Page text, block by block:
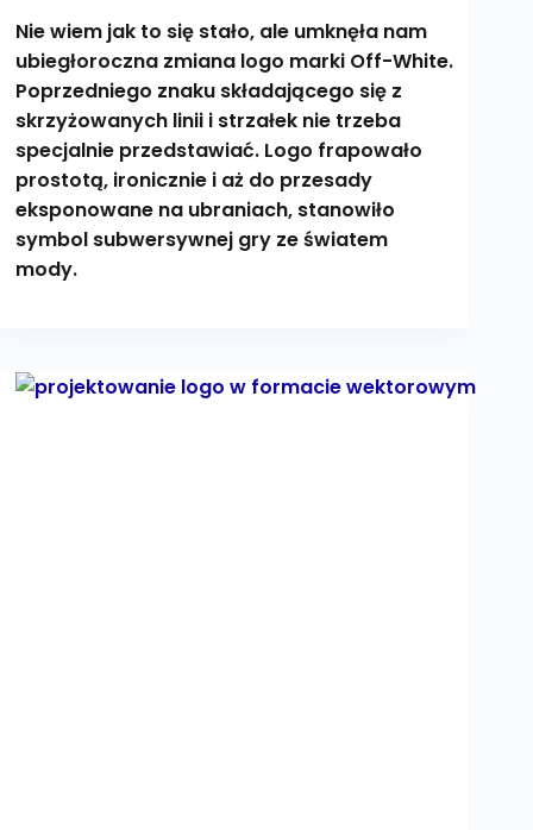
Nie wiem jak to się stało, ale umknęła nam
ubiegłoroczna zmiana logo marki Off-White.
Poprzedniego znaku składającego się z
skrzyżowanych linii i strzałek nie trzeba
specjalnie przedstawiać. Logo frapowało
prostotą, ironicznie i aż do przesady
eksponowane na ubraniach, stanowiło
symbol subwersywnej gry ze światem
mody.